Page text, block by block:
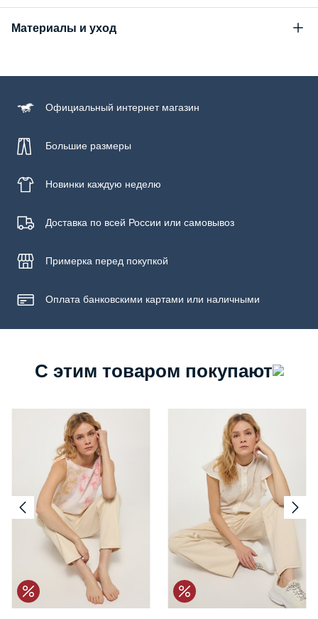
Материалы и уход
100% хлопок
Бережная стирка при температуре не более 30С, химчистка
запрещена, гладить при низкой температуре до 110С
Официальный интернет магазин
Большие размеры
Новинки каждую неделю
Доставка по всей России или самовывоз
Примерка перед покупкой
Оплата банковскими картами или наличными
С этим товаром покупают